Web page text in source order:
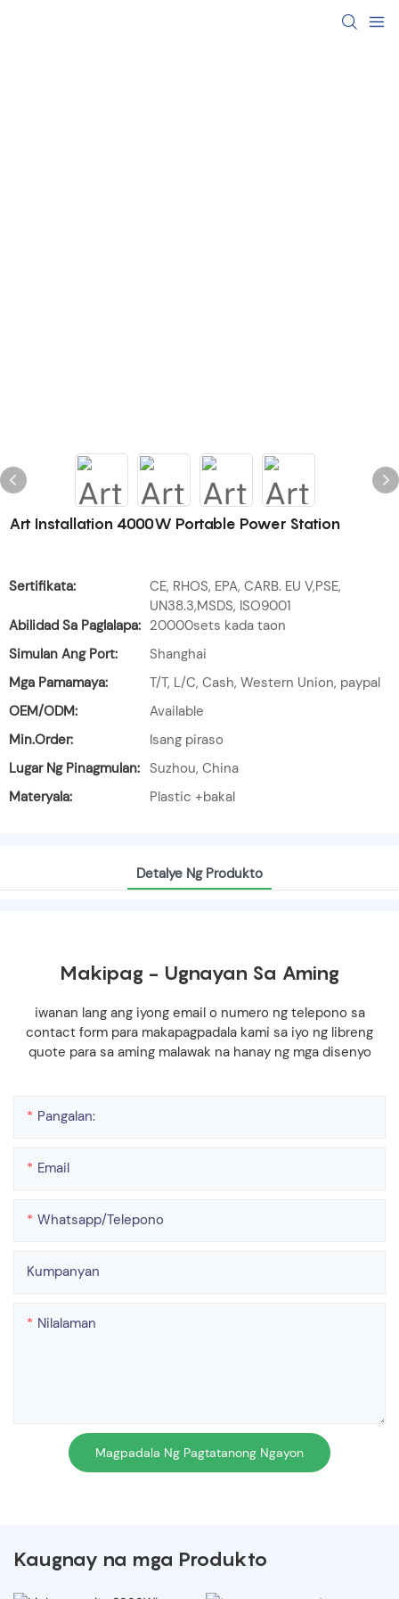
Art Installation 4000W Portable Power Station
Sertifikata:
CE, RHOS, EPA, CARB. EU V,PSE,
UN38.3,MSDS, ISO9001
Abilidad Sa Paglalapa: 20000sets kada taon
Simulan Ang Port:
Shanghai
Mga Pamamaya:
T/T, L/C, Cash, Western Union, paypal
OEM/ODM:
Available
Min.Order:
Isang piraso
Lugar Ng Pinagmulan: Suzhou, China
Materyala:
Plastic +bakal
Detalye Ng Produkto
Makipag - Ugnayan Sa Aming
iwanan lang ang iyong email o numero ng telepono sa
contact form para makapagpadala kami sa iyo ng libreng
quote para sa aming malawak na hanay ng mga disenyo
Pangalan:
Email
Whatsapp/telepono
Kumpanyan
Nilalaman
Magpadala Ng Pagtatanong Ngayon
Kaugnay na mga Produkto